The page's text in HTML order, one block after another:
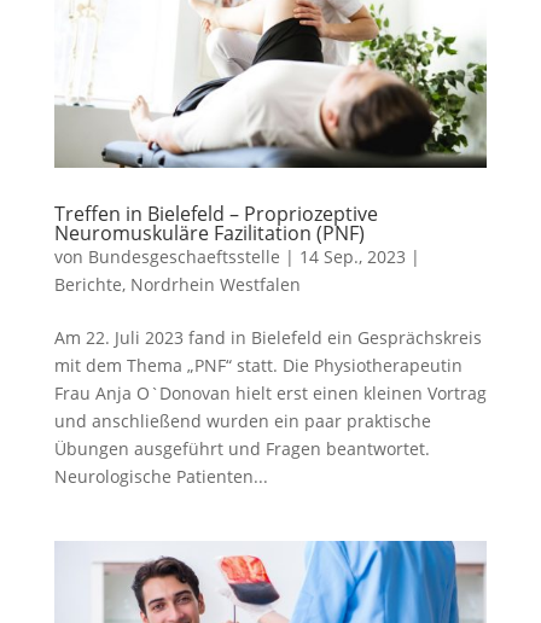
Treffen in Bielefeld – Propriozeptive
Neuromuskuläre Fazilitation (PNF)
von Bundesgeschaeftsstelle | 14 Sep., 2023 |
Berichte, Nordrhein Westfalen
Am 22. Juli 2023 fand in Bielefeld ein Gesprächskreis
mit dem Thema „PNF“ statt. Die Physiotherapeutin
Frau Anja O`Donovan hielt erst einen kleinen Vortrag
und anschließend wurden ein paar praktische
Übungen ausgeführt und Fragen beantwortet.
Neurologische Patienten...